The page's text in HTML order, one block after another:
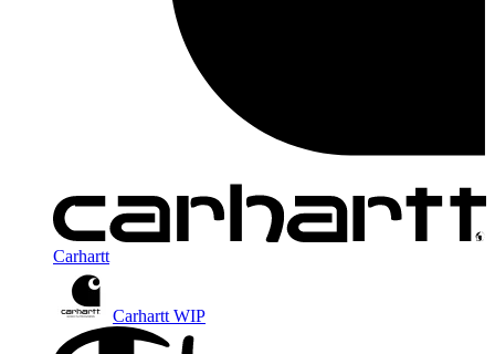
Carhartt
Carhartt WIP